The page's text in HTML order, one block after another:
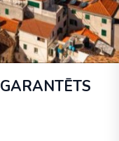
GARANTĒTS